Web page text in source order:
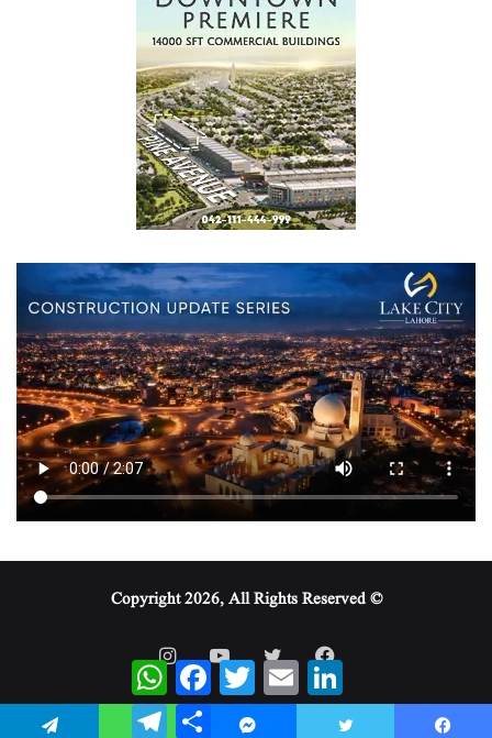
© Copyright 2026, All Rights Reserved
WhatsAppFacebookTwitterEmail
LinkedIn
TelegramShare